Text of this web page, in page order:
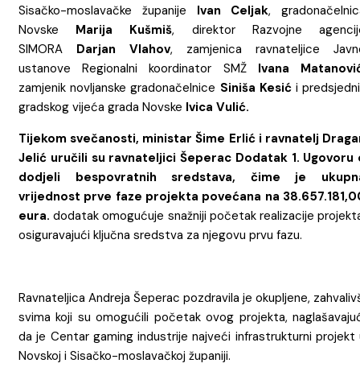
Sisačko-moslavačke županije Ivan Celjak,
Novske Marija Kušmiš, direktor Razvojne
SIMORA Darjan Vlahov, zamjenica ravnateljice
ustanove Regionalni koordinator SMŽ Ivana
zamjenik novljanske gradonačelnice Siniša Kesići
gradskog vijeća grada Novske Ivica Vulić.
Tijekom svečanosti, ministar Šime Erlić i ravnatelj
Jelić uručili su ravnateljici Šeperac Dodatak 1. Ugovoru
dodjeli bespovratnih sredstava, čime je
vrijednost prve faze projekta povećana na
eura. dodatak omogućuje snažniji početak realizacije
osiguravajući ključna sredstva za njegovu prvu fazu.
Ravnateljica Andreja Šeperac pozdravila je okupljene,
svima koji su omogućili početak ovog projekta,
da je Centar gaming industrije najveći infrastrukturni projekt
Novskoj i Sisačko-moslavačkoj županiji.